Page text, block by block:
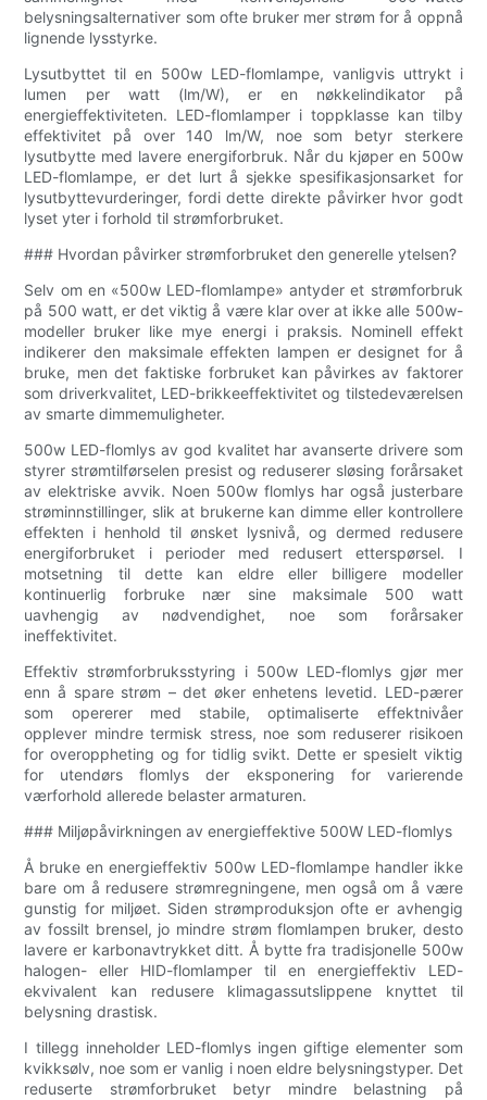
belysningsalternativer som ofte bruker mer strøm for å oppnå
lignende lysstyrke.
Lysutbyttet til en 500w LED-flomlampe, vanligvis uttrykt i
lumen per watt (lm/W), er en nøkkelindikator på
energieffektiviteten. LED-flomlamper i toppklasse kan tilby
effektivitet på over 140 lm/W, noe som betyr sterkere
lysutbytte med lavere energiforbruk. Når du kjøper en 500w
LED-flomlampe, er det lurt å sjekke spesifikasjonsarket for
lysutbyttevurderinger, fordi dette direkte påvirker hvor godt
lyset yter i forhold til strømforbruket.
### Hvordan påvirker strømforbruket den generelle ytelsen?
Selv om en «500w LED-flomlampe» antyder et strømforbruk
på 500 watt, er det viktig å være klar over at ikke alle 500w-
modeller bruker like mye energi i praksis. Nominell effekt
indikerer den maksimale effekten lampen er designet for å
bruke, men det faktiske forbruket kan påvirkes av faktorer
som driverkvalitet, LED-brikkeeffektivitet og tilstedeværelsen
av smarte dimmemuligheter.
500w LED-flomlys av god kvalitet har avanserte drivere som
styrer strømtilførselen presist og reduserer sløsing forårsaket
av elektriske avvik. Noen 500w flomlys har også justerbare
strøminnstillinger, slik at brukerne kan dimme eller kontrollere
effekten i henhold til ønsket lysnivå, og dermed redusere
energiforbruket i perioder med redusert etterspørsel. I
motsetning til dette kan eldre eller billigere modeller
kontinuerlig forbruke nær sine maksimale 500 watt
uavhengig av nødvendighet, noe som forårsaker
ineffektivitet.
Effektiv strømforbruksstyring i 500w LED-flomlys gjør mer
enn å spare strøm – det øker enhetens levetid. LED-pærer
som opererer med stabile, optimaliserte effektnivåer
opplever mindre termisk stress, noe som reduserer risikoen
for overoppheting og for tidlig svikt. Dette er spesielt viktig
for utendørs flomlys der eksponering for varierende
værforhold allerede belaster armaturen.
### Miljøpåvirkningen av energieffektive 500W LED-flomlys
Å bruke en energieffektiv 500w LED-flomlampe handler ikke
bare om å redusere strømregningene, men også om å være
gunstig for miljøet. Siden strømproduksjon ofte er avhengig
av fossilt brensel, jo mindre strøm flomlampen bruker, desto
lavere er karbonavtrykket ditt. Å bytte fra tradisjonelle 500w
halogen- eller HID-flomlamper til en energieffektiv LED-
ekvivalent kan redusere klimagassutslippene knyttet til
belysning drastisk.
I tillegg inneholder LED-flomlys ingen giftige elementer som
kvikksølv, noe som er vanlig i noen eldre belysningstyper. Det
reduserte strømforbruket betyr mindre belastning på